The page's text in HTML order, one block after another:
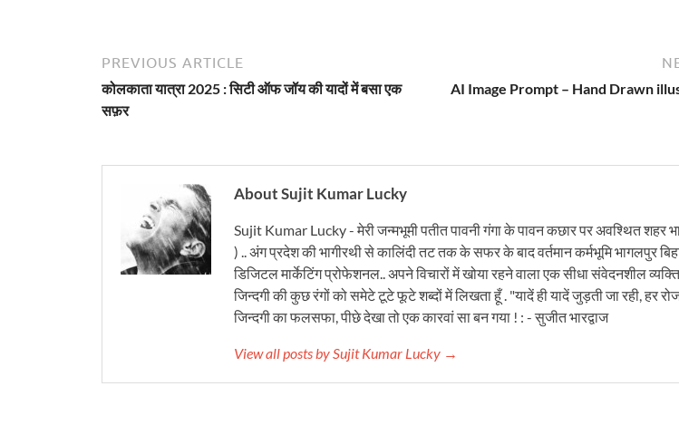
PREVIOUS ARTICLE
कोलकाता यात्रा 2025 : सिटी ऑफ जॉय की यादों में बसा एक
सफ़र
AI Image Prompt – Hand Drawn
About Sujit Kumar Lucky
Sujit Kumar Lucky - मेरी जन्मभूमी पतीत पावनी गंगा के पावन कछार पर अवश्थित शहर
) .. अंग प्रदेश की भागीरथी से कालिंदी तट तक के सफर के बाद वर्तमान कर्मभूमि भागलपुर
डिजिटल मार्केटिंग प्रोफेशनल.. अपने विचारों में खोया रहने वाला एक सीधा संवेदनशील
जिन्दगी की कुछ रंगों को समेटे टूटे फूटे शब्दों में लिखता हूँ . "यादें ही यादें जुड़ती जा रही, हर
जिन्दगी का फलसफा, पीछे देखा तो एक कारवां सा बन गया ! : - सुजीत भारद्वाज
View all posts by Sujit Kumar Lucky →